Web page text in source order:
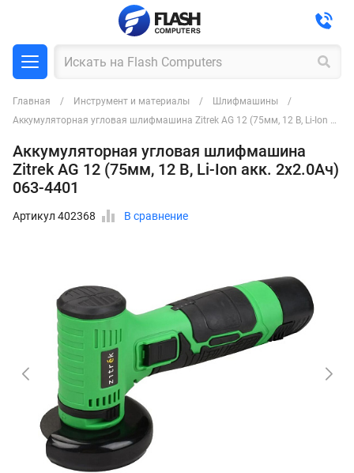
Главная Инструмент и материалы
Шлифмашины
Аккумуляторная угловая шлифмашина Zitrek AG 12 (75мм, 12 B, Li-Ion акк. 2x2.0Ач) 063-4401
Аккумуляторная угловая шлифмашина
Zitrek AG 12 (75мм, 12 B, Li-Ion акк. 2x2.0Ач)
063-4401
Артикул 402368 В сравнение